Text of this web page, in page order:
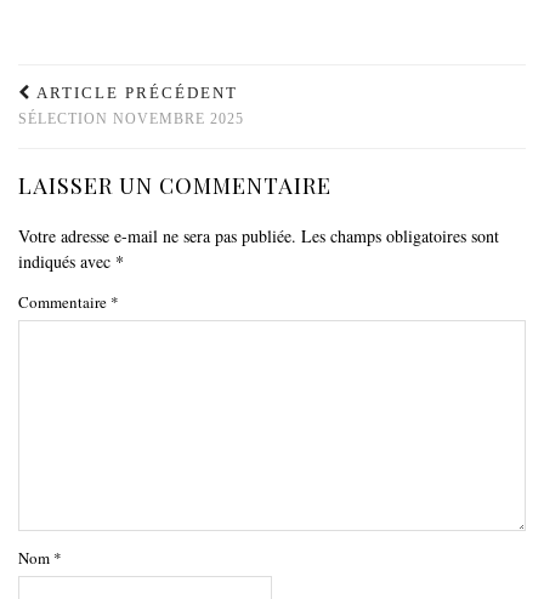
ARTICLE PRÉCÉDENT
SÉLECTION NOVEMBRE 2025
LAISSER UN COMMENTAIRE
Votre adresse e-mail ne sera pas publiée. Les champs obligatoires sont
indiqués avec *
Commentaire *
Nom *